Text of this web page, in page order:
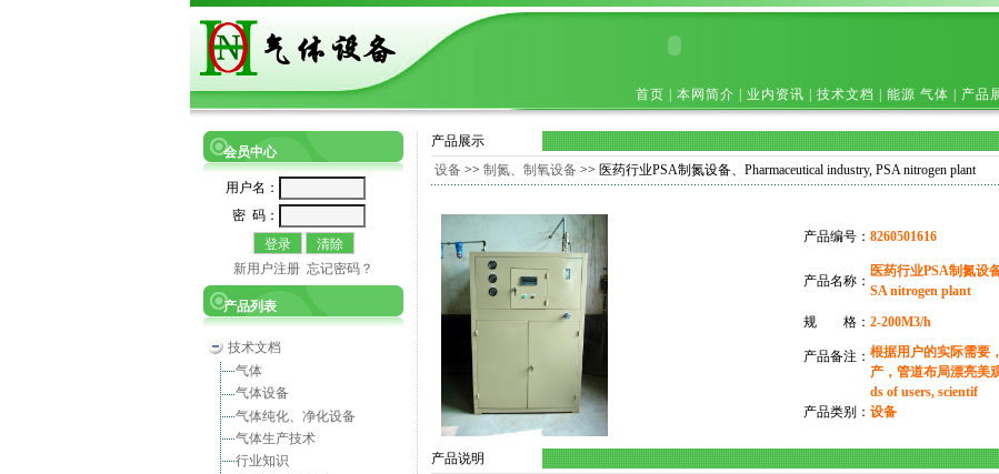
首页 本网简介 业内资讯 技术文档 能源 气体 产品
会员中心
用户名：
密 码：
新用户注册 忘记密码？
产品列表
技术文档
气体
气体设备
气体纯化、净化设备
气体生产技术
行业知识
产品展示
设备 >> 制氮、制氧设备 >> 医药行业PSA制氮设备、Pharmaceutical industry, PSA nitrogen plant
产品编号： 8260501616
产品名称：
医药行业PSA制氮设
SA nitrogen plant
规 格： 2-200M3/h
产品备注： 根据用户的实际需要
产，管道布局漂亮美
ds of users, scientif
产品类别： 设备
产品说明